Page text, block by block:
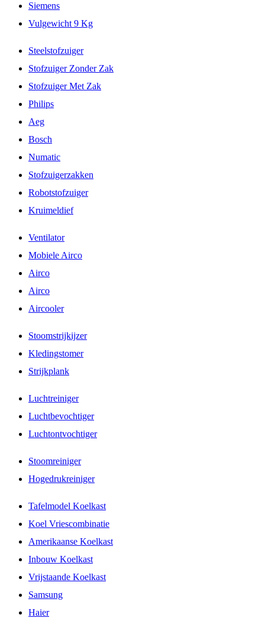
Siemens
Vulgewicht 9 Kg
Steelstofzuiger
Stofzuiger Zonder Zak
Stofzuiger Met Zak
Philips
Aeg
Bosch
Numatic
Stofzuigerzakken
Robotstofzuiger
Kruimeldief
Ventilator
Mobiele Airco
Airco
Airco
Aircooler
Stoomstrijkijzer
Kledingstomer
Strijkplank
Luchtreiniger
Luchtbevochtiger
Luchtontvochtiger
Stoomreiniger
Hogedrukreiniger
Tafelmodel Koelkast
Koel Vriescombinatie
Amerikaanse Koelkast
Inbouw Koelkast
Vrijstaande Koelkast
Samsung
Haier